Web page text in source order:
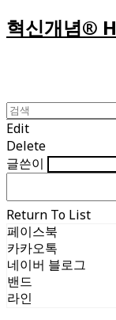
혁신개념®
Edit
Delete
글쓴이
Return To List
페이스북
카카오톡
네이버 블로그
밴드
라인